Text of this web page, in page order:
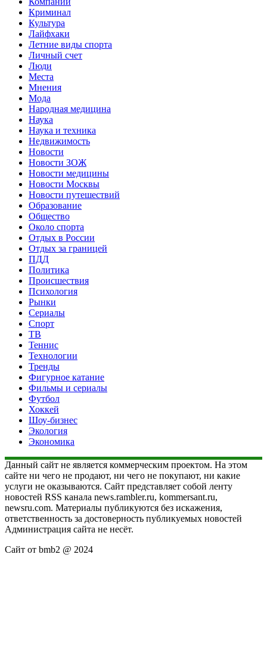
Криминал
Культура
Лайфхаки
Летние виды спорта
Личный счет
Люди
Места
Мнения
Мода
Народная медицина
Наука
Наука и техника
Недвижимость
Новости
Новости ЗОЖ
Новости медицины
Новости Москвы
Новости путешествий
Образование
Общество
Около спорта
Отдых в России
Отдых за границей
ПДД
Политика
Происшествия
Психология
Рынки
Сериалы
Спорт
ТВ
Теннис
Технологии
Тренды
Фигурное катание
Фильмы и сериалы
Футбол
Хоккей
Шоу-бизнес
Экология
Экономика
Данный сайт не является коммерческим проектом. На этом
сайте ни чего не продают, ни чего не покупают, ни какие
услуги не оказываются. Сайт представляет собой ленту
новостей RSS канала news.rambler.ru, kommersant.ru,
newsru.com. Материалы публикуются без искажения,
ответственность за достоверность публикуемых новостей
Администрация сайта не несёт.
Сайт от bmb2 @ 2024